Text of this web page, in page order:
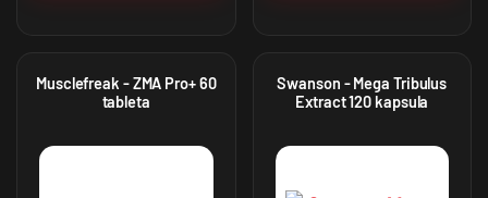
Musclefreak - ZMA Pro+ 60
tableta
Swanson - Mega Tribulus
Extract 120 kapsula